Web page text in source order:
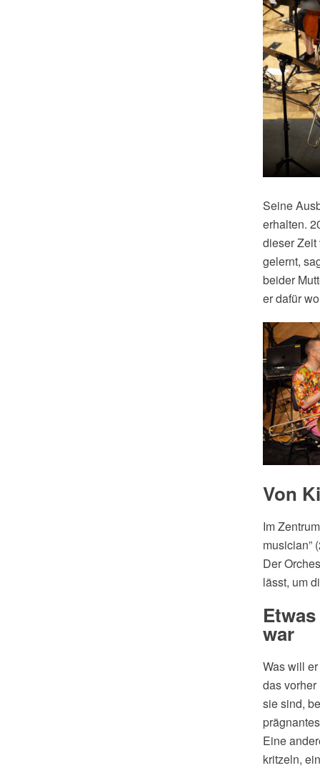
Seine
erhalten.
dieser Zeit
gelernt,
beider
er dafür
Von
Im
musician”
Der
lässt, um
war
Was will
das
sie sind,
Eine
kritzeln,